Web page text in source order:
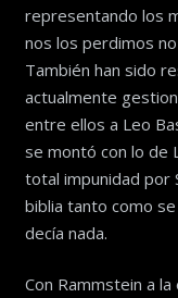
representando los
nos los perdimos
También han sido
actualmente
entre ellos a Leo
se montó con lo de
total impunidad por
biblia tanto como
decía nada.
Con Rammstein a